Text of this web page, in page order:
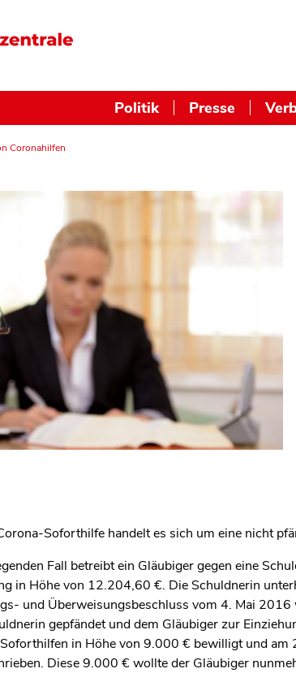
Politik Presse
Coronahilfen
Soforthilfe handelt es sich um eine nicht
Fall betreibt ein Gläubiger gegen eine
in Höhe von 12.204,60 €. Die Schuldnerin
und Überweisungsbeschluss vom 4. Mai
gepfändet und dem Gläubiger zur
in Höhe von 9.000 € bewilligt und
Diese 9.000 € wollte der Gläubiger